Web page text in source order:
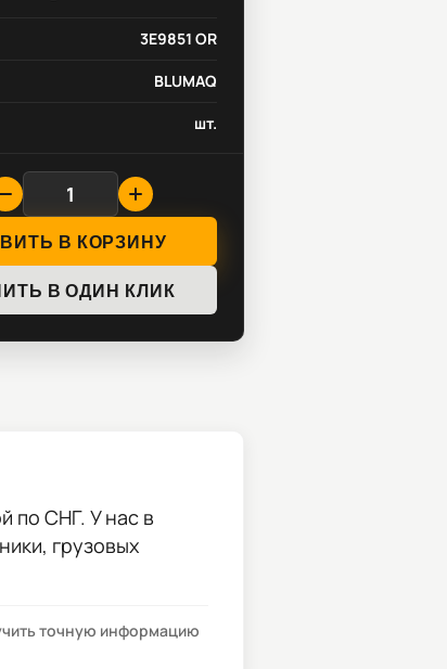
3E9851 OR
BLUMAQ
шт.
В КОРЗИНУ
В ОДИН КЛИК
по СНГ. У нас в
грузовых
точную информацию